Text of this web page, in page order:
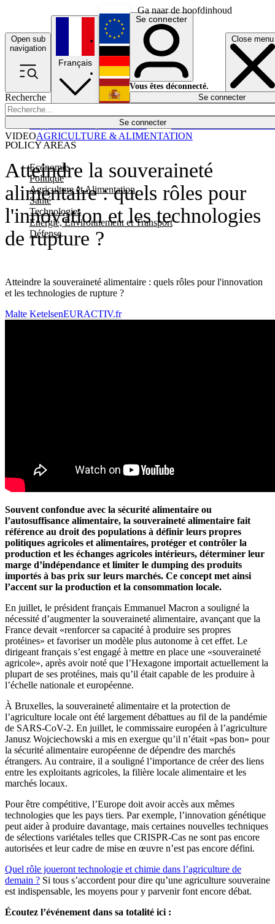
Ga naar de hoofdinhoud
Open sub
navigation
Close menu
Recherche
Se connecter
POLICY AREAS
Economie
Politique
Agriculture et Alimentation
Santé
Technologies
Energie, Environnement et Transport
Défense
Économie
Français
English
Deutsch
Español
Se connecter
Vous êtes déconnecté.
Se connecter
Atteindre la souveraineté
alimentaire : quels rôles pour
l'innovation et les technologies
de rupture ?
Atteindre la souveraineté alimentaire : quels rôles pour l'innovation
et les technologies de rupture ?
VIDEOAGRICULTURE & ALIMENTATION
Malte KetelsenEURACTIV.fr
Souvent confondue avec la sécurité alimentaire ou
l’autosuffisance alimentaire, la souveraineté alimentaire fait
référence au droit des populations à définir leurs propres
politiques agricoles et alimentaires, protéger et contrôler la
production et les échanges agricoles intérieurs, déterminer leur
marge d’indépendance et limiter le dumping des produits
importés à bas prix sur leurs marchés. Ce concept met ainsi
l’accent sur la production et la consommation locale.
En juillet, le président français Emmanuel Macron a souligné la
nécessité d’augmenter la souveraineté alimentaire, avançant que la
France devait «renforcer sa capacité à produire ses propres
protéines» et favoriser un modèle plus autonome à cet effet. Le
dirigeant français s’est engagé à mettre en place une «souveraineté
agricole», après avoir noté que l’Hexagone importait actuellement la
plupart de ses protéines, mais qu’il était capable de les produire à
l’échelle nationale et européenne.
À Bruxelles, la souveraineté alimentaire et la protection de
l’agriculture locale ont été largement débattues au fil de la pandémie
de SARS-CoV-2. En juillet, le commissaire européen à l’agriculture
Janusz Wojciechowski a mis en exergue qu’il n’était «pas bon» pour
la sécurité alimentaire européenne de dépendre des marchés
étrangers. Au contraire, il a souligné l’importance de créer des liens
entre les exploitants agricoles, la filière locale alimentaire et les
marchés locaux.
Pour être compétitive, l’Europe doit avoir accès aux mêmes
technologies que les pays tiers. Par exemple, l’innovation génétique
peut aider à produire davantage, mais certaines nouvelles techniques
de sélections variétales telles que CRISPR-Cas ne sont pas encore
autorisées et leur cadre de mise en œuvre n’est pas encore défini.
Quel rôle joueront technologie et chimie dans l’agriculture de
demain ? Si tous s’accordent pour dire qu’une agriculture souveraine
est indispensable, les moyens pour y parvenir font encore débat.
Écoutez l’événement dans sa totalité ici :